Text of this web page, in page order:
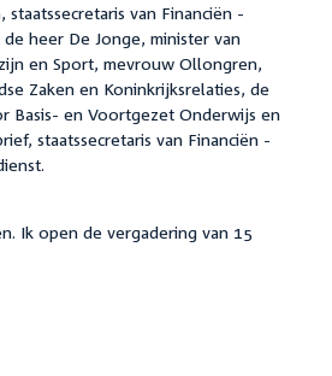
van Financiën -
heer De Jonge, minister van
en Sport, mevrouw Ollongren,
Zaken en Koninkrijksrelaties, de
Basis- en Voortgezet Onderwijs en
staatssecretaris van Financiën -
Ik open de vergadering van 15